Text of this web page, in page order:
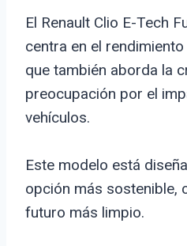
El Renault Clio E-Tech
centra en el
que también aborda la
preocupación por el
vehículos.
Este modelo está
opción más sostenible,
futuro más limpio.